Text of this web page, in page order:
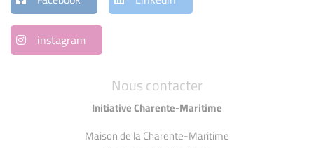
Nous contacter
Initiative Charente-Maritime
Maison de la Charente-Maritime
instagram